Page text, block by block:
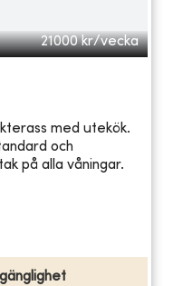
21000 kr/vecka
med utekök.
och
på alla våningar.